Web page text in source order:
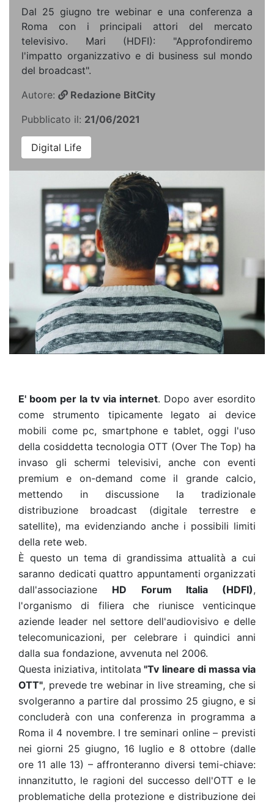
Dal 25 giugno tre webinar e una conferenza a
Roma con i principali attori del mercato
televisivo. Mari (HDFI): "Approfondiremo
l'impatto organizzativo e di business sul mondo
del broadcast".
Autore:
Redazione BitCity
Pubblicato il: 21/06/2021
Digital Life
E' boom per la tv via internet. Dopo aver esordito
come strumento tipicamente legato ai device
mobili come pc, smartphone e tablet, oggi l'uso
della cosiddetta tecnologia OTT (Over The Top) ha
invaso gli schermi televisivi, anche con eventi
premium e on-demand come il grande calcio,
mettendo in discussione la tradizionale
distribuzione broadcast (digitale terrestre e
satellite), ma evidenziando anche i possibili limiti
della rete web.
È questo un tema di grandissima attualità a cui
saranno dedicati quattro appuntamenti organizzati
dall'associazione HD Forum Italia (HDFI),
l'organismo di filiera che riunisce venticinque
aziende leader nel settore dell'audiovisivo e delle
telecomunicazioni, per celebrare i quindici anni
dalla sua fondazione, avvenuta nel 2006.
Questa iniziativa, intitolata "Tv lineare di massa via
OTT", prevede tre webinar in live streaming, che si
svolgeranno a partire dal prossimo 25 giugno, e si
concluderà con una conferenza in programma a
Roma il 4 novembre. I tre seminari online – previsti
nei giorni 25 giugno, 16 luglio e 8 ottobre (dalle
ore 11 alle 13) – affronteranno diversi temi-chiave:
innanzitutto, le ragioni del successo dell'OTT e le
problematiche della protezione e distribuzione dei